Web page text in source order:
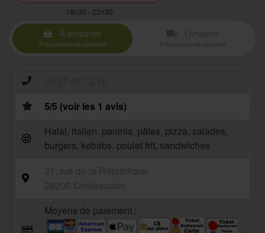
18h30 - 22h30
À emporter
Précommande possible
5/5 (voir les 1 avis)
Halal, italien, paninis, pâtes, pizza, salades,
burgers, kebabs, poulet frit, sandwiches
Moyens de paiement :